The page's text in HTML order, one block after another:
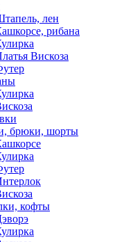
лен
рибана
Вискоза
брюки, шорты
кофты